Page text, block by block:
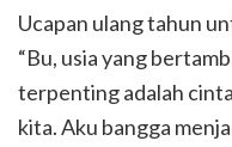
Ucapan ulang tahun
“Bu, usia yang
terpenting adalah
kita. Aku bangga